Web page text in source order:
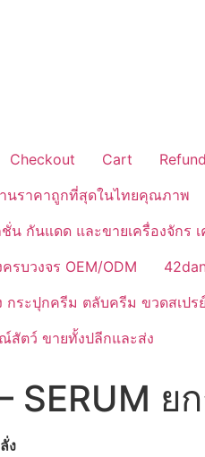
Checkout Cart
นราคาถูกที่สุดในไทยคุณภาพ
นแดด และขายเครื่องจักร เ
รบวงจร OEM/ODM
กระปุกครีม ตลับครีม ขวดสเป
สัตว์ ขายทั้งปลีกและส่ง
SERUM
ง